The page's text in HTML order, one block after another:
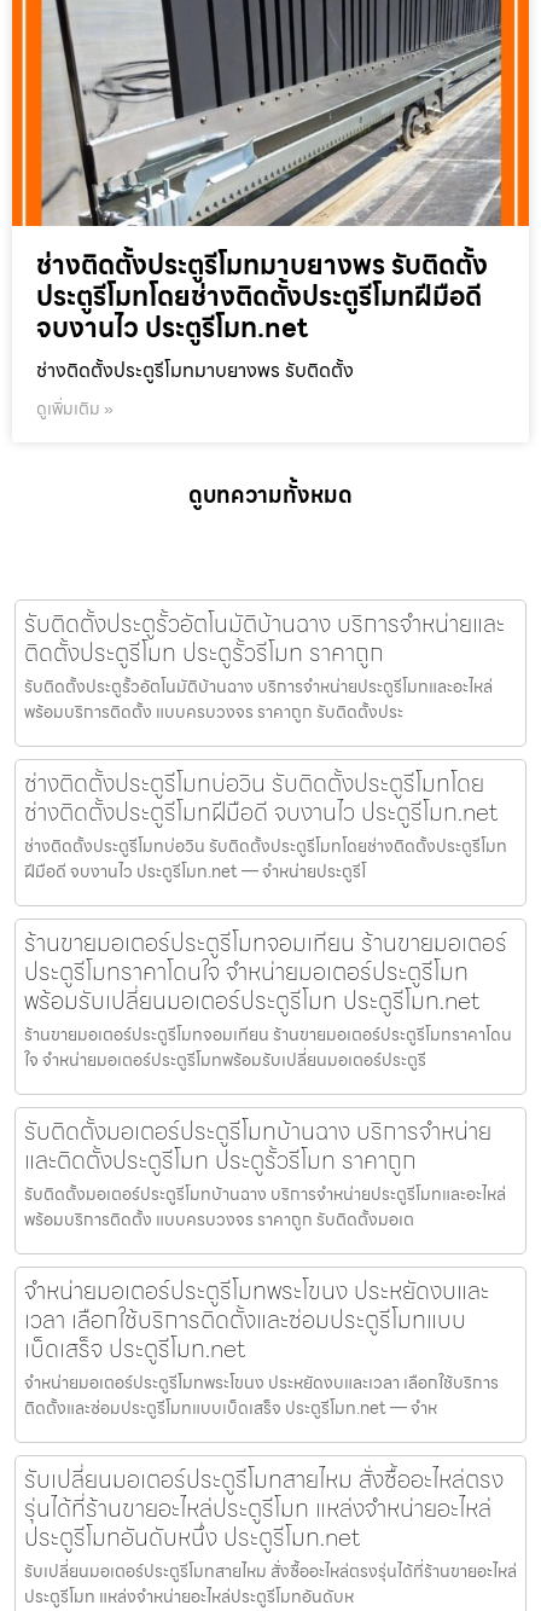
ช่างติดตั้งประตูรีโมทมาบยางพร รับติดตั้ง
ประตูรีโมทโดยช่างติดตั้งประตูรีโมทฝีมือดี
จบงานไว ประตูรีโมท.net
ช่างติดตั้งประตูรีโมทมาบยางพร รับติดตั้ง
ดูเพิ่มเติม »
ดูบทความทั้งหมด
รับติดตั้งประตูรั้วอัตโนมัติบ้านฉาง บริการจำหน่ายและ
ติดตั้งประตูรีโมท ประตูรั้วรีโมท ราคาถูก
รับติดตั้งประตูรั้วอัตโนมัติบ้านฉาง บริการจำหน่ายประตูรีโมทและอะไหล่
พร้อมบริการติดตั้ง แบบครบวงจร ราคาถูก รับติดตั้งประ
ช่างติดตั้งประตูรีโมทบ่อวิน รับติดตั้งประตูรีโมทโดย
ช่างติดตั้งประตูรีโมทฝีมือดี จบงานไว ประตูรีโมท.net
ช่างติดตั้งประตูรีโมทบ่อวิน รับติดตั้งประตูรีโมทโดยช่างติดตั้งประตูรีโมท
ฝีมือดี จบงานไว ประตูรีโมท.net — จำหน่ายประตูรีโ
ร้านขายมอเตอร์ประตูรีโมทจอมเทียน ร้านขายมอเตอร์
ประตูรีโมทราคาโดนใจ จำหน่ายมอเตอร์ประตูรีโมท
พร้อมรับเปลี่ยนมอเตอร์ประตูรีโมท ประตูรีโมท.net
ร้านขายมอเตอร์ประตูรีโมทจอมเทียน ร้านขายมอเตอร์ประตูรีโมทราคาโดน
ใจ จำหน่ายมอเตอร์ประตูรีโมทพร้อมรับเปลี่ยนมอเตอร์ประตูรี
รับติดตั้งมอเตอร์ประตูรีโมทบ้านฉาง บริการจำหน่าย
และติดตั้งประตูรีโมท ประตูรั้วรีโมท ราคาถูก
รับติดตั้งมอเตอร์ประตูรีโมทบ้านฉาง บริการจำหน่ายประตูรีโมทและอะไหล่
พร้อมบริการติดตั้ง แบบครบวงจร ราคาถูก รับติดตั้งมอเต
จำหน่ายมอเตอร์ประตูรีโมทพระโขนง ประหยัดงบและ
เวลา เลือกใช้บริการติดตั้งและซ่อมประตูรีโมทแบบ
เบ็ดเสร็จ ประตูรีโมท.net
จำหน่ายมอเตอร์ประตูรีโมทพระโขนง ประหยัดงบและเวลา เลือกใช้บริการ
ติดตั้งและซ่อมประตูรีโมทแบบเบ็ดเสร็จ ประตูรีโมท.net — จำห
รับเปลี่ยนมอเตอร์ประตูรีโมทสายไหม สั่งซื้ออะไหล่ตรง
รุ่นได้ที่ร้านขายอะไหล่ประตูรีโมท แหล่งจำหน่ายอะไหล่
ประตูรีโมทอันดับหนึ่ง ประตูรีโมท.net
รับเปลี่ยนมอเตอร์ประตูรีโมทสายไหม สั่งซื้ออะไหล่ตรงรุ่นได้ที่ร้านขายอะไหล่
ประตูรีโมท แหล่งจำหน่ายอะไหล่ประตูรีโมทอันดับห